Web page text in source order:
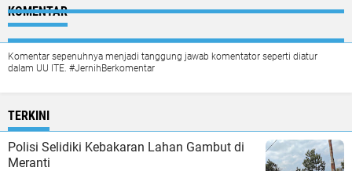
KOMENTAR
Komentar sepenuhnya menjadi tanggung jawab komentator seperti diatur
dalam UU ITE. #JernihBerkomentar
TERKINI
Polisi Selidiki Kebakaran Lahan Gambut di
Meranti